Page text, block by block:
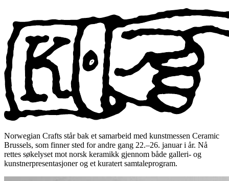
Norwegian Crafts står bak et samarbeid med kunstmessen Ceramic
Brussels, som finner sted for andre gang 22.–26. januar i år. Nå
rettes søkelyset mot norsk keramikk gjennom både galleri- og
kunstnerpresentasjoner og et kuratert samtaleprogram.